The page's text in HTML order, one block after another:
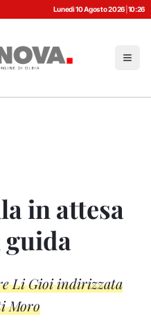
Lunedì 10 Agosto 2026 10:26
in attesa
guida
Li Gioi indirizzata
Moro